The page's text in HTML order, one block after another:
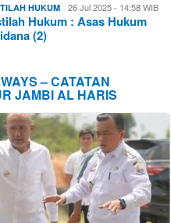
HUKUM 26 Jul 2025 - 14:58 WIB
Hukum : Asas Hukum
(2)
– CATATAN
JAMBI AL HARIS